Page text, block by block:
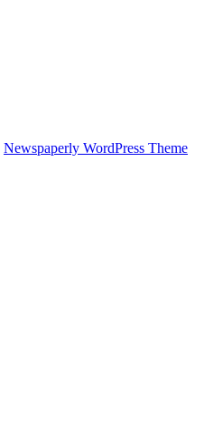
Newspaperly WordPress Theme